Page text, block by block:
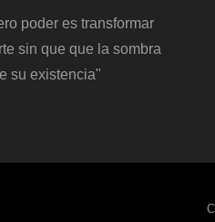
poder es transformar
sin que que la sombra
su existencia"